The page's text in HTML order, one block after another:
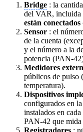
Bridge : la
del VAR, incluida
están
Sensor : el
de la cuenta
y el número a la
potencia (PAN-
Medidores
públicos de pulso
temperatura).
Dispositivos
configurados en
instalados en
PAN-42 que mida